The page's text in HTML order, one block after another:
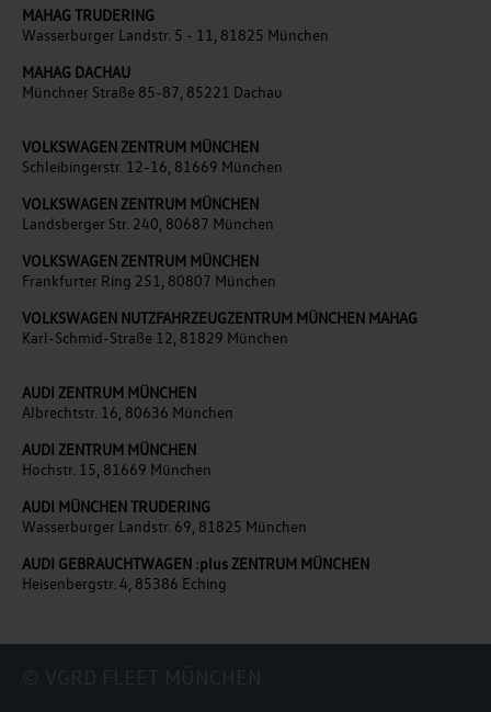
MAHAG TRUDERING
Wasserburger Landstr. 5 - 11, 81825 München
MAHAG DACHAU
Münchner Straße 85-87, 85221 Dachau
VOLKSWAGEN ZENTRUM MÜNCHEN
Schleibingerstr. 12-16, 81669 München
VOLKSWAGEN ZENTRUM MÜNCHEN
Landsberger Str. 240, 80687 München
VOLKSWAGEN ZENTRUM MÜNCHEN
Frankfurter Ring 251, 80807 München
VOLKSWAGEN NUTZFAHRZEUGZENTRUM MÜNCHEN MAHAG
Karl-Schmid-Straße 12, 81829 München
AUDI ZENTRUM MÜNCHEN
Albrechtstr. 16, 80636 München
AUDI ZENTRUM MÜNCHEN
Hochstr. 15, 81669 München
AUDI MÜNCHEN TRUDERING
Wasserburger Landstr. 69, 81825 München
AUDI GEBRAUCHTWAGEN :plus ZENTRUM MÜNCHEN
Heisenbergstr. 4, 85386 Eching